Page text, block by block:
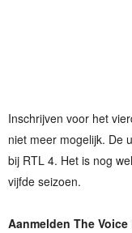
Inschrijven voor het
niet meer mogelijk. De
bij RTL 4. Het is nog
vijfde seizoen.
Aanmelden The